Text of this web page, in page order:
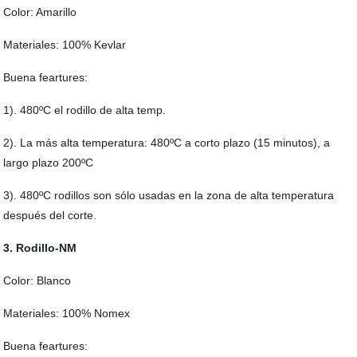
Color: Amarillo
Materiales: 100% Kevlar
Buena feartures:
1). 480ºC el rodillo de alta temp.
2). La más alta temperatura: 480ºC a corto plazo (15 minutos), a
largo plazo 200ºC
3). 480ºC rodillos son sólo usadas en la zona de alta temperatura
después del corte.
3. Rodillo-NM
Color: Blanco
Materiales: 100% Nomex
Buena feartures: